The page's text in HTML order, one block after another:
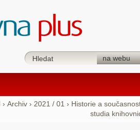
› Archiv › 2021 / 01 › Historie a
studia